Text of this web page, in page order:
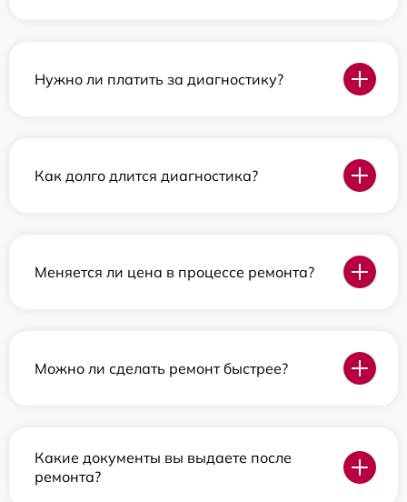
Нужно ли платить за диагностику?
Как долго длится диагностика?
Меняется ли цена в процессе ремонта?
Можно ли сделать ремонт быстрее?
Какие документы вы выдаете после
ремонта?